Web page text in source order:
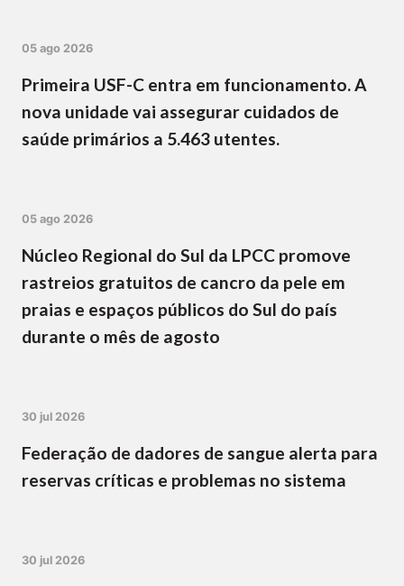
05 ago 2026
Primeira USF-C entra em funcionamento. A
nova unidade vai assegurar cuidados de
saúde primários a 5.463 utentes.
05 ago 2026
Núcleo Regional do Sul da LPCC promove
rastreios gratuitos de cancro da pele em
praias e espaços públicos do Sul do país
durante o mês de agosto
30 jul 2026
Federação de dadores de sangue alerta para
reservas críticas e problemas no sistema
30 jul 2026